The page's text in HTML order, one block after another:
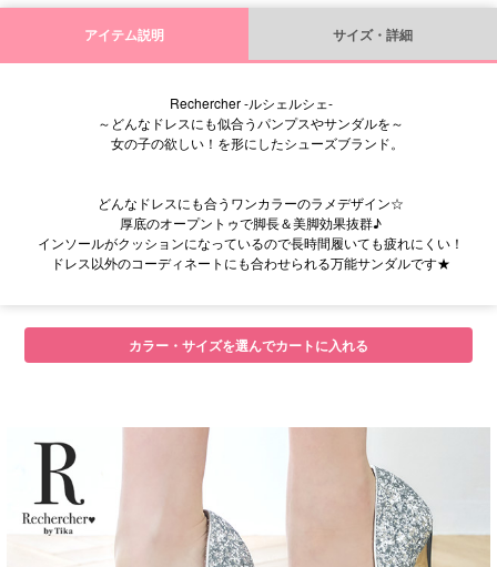
アイテム説明 サイズ・詳細
Rechercher -ルシェルシェ-
～どんなドレスにも似合うパンプスやサンダルを～
女の子の欲しい！を形にしたシューズブランド。
どんなドレスにも合うワンカラーのラメデザイン☆
厚底のオープントゥで脚長＆美脚効果抜群♪
インソールがクッションになっているので長時間履いても疲れにくい！
ドレス以外のコーディネートにも合わせられる万能サンダルです★
■注意事項
カラー・サイズを選んでカートに入れる